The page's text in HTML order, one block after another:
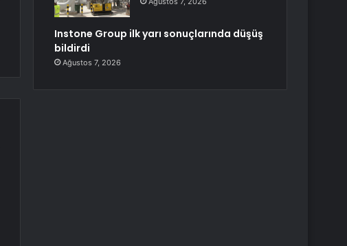
Instone Group ilk yarı sonuçlarında düşüş
bildirdi
Ağustos 7, 2026